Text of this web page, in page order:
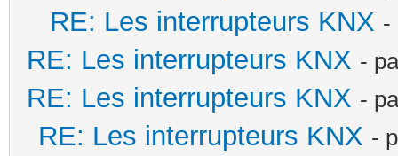
RE: Les interrupteurs KNX -
RE: Les interrupteurs KNX -
RE: Les interrupteurs KNX -
RE: Les interrupteurs KNX -